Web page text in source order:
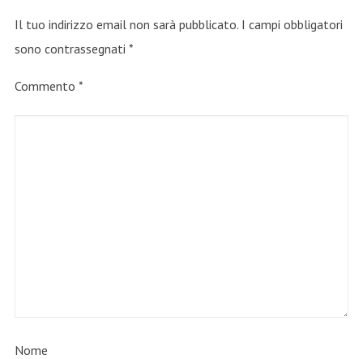
Il tuo indirizzo email non sarà pubblicato. I campi obbligatori
sono contrassegnati *
Commento *
Nome